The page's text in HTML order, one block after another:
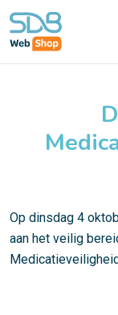
Op dinsdag 4
aan het veilig